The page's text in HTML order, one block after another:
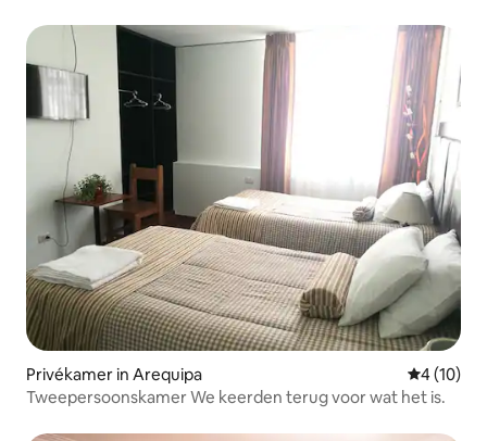
Privékamer in Arequipa
4 (10)
Tweepersoonskamer We keerden terug voor wat het is.